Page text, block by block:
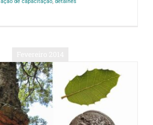
ação de capacitação, detalhes